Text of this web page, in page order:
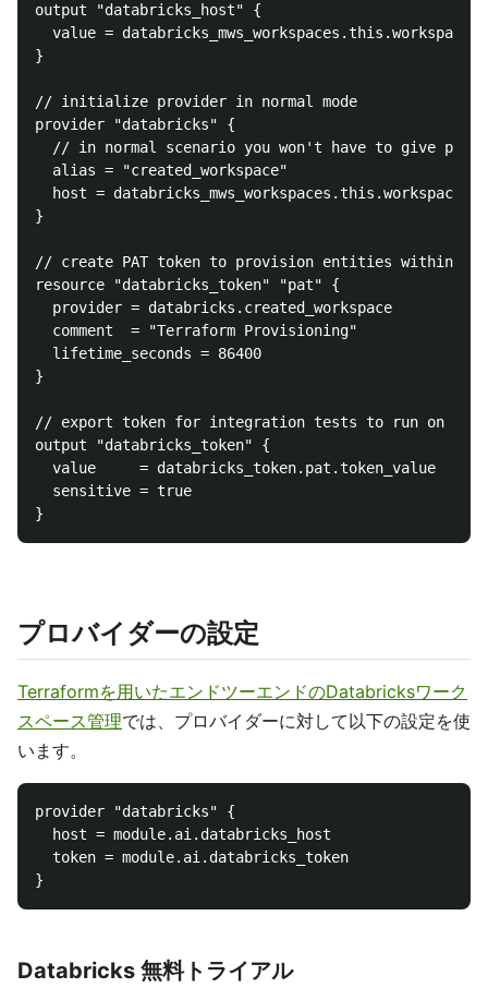
output "databricks_host" {
value =
}
// initialize provider in normal mode
provider "databricks" {
// in normal scenario you won't have to give
  alias = "created_workspace"
host =
}
// create PAT token to provision entities within
resource "databricks_token" "pat" {
  provider = databricks.created_workspace
  comment  = "Terraform Provisioning"
  lifetime_seconds = 86400
}
// export token for integration tests to run on
output "databricks_token" {
  value     = databricks_token.pat.token_value
  sensitive = true
プロバイダーの設定
Terraformを用いたエンドツーエンドのDatabricksワーク
スペース管理では、プロバイダーに対して以下の設定を使
います。
provider "databricks" {
  host = module.ai.databricks_host
  token = module.ai.databricks_token
Databricks 無料トライアル